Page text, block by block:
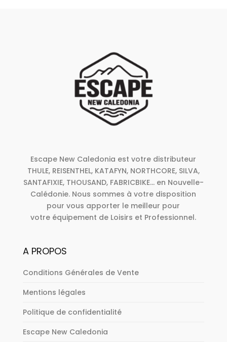
Escape New Caledonia est votre distributeur
THULE, REISENTHEL, KATAFYN, NORTHCORE, SILVA,
SANTAFIXIE, THOUSAND, FABRICBIKE... en Nouvelle-
Calédonie. Nous sommes à votre disposition
pour vous apporter le meilleur pour
votre équipement de Loisirs et Professionnel.
A PROPOS
Conditions Générales de Vente
Mentions légales
Politique de confidentialité
Escape New Caledonia